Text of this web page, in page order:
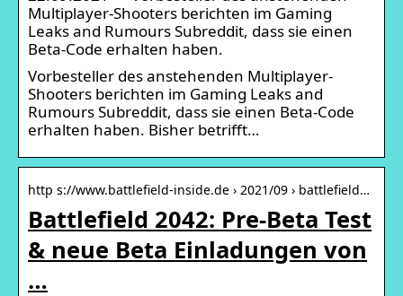
Multiplayer-Shooters berichten im Gaming
Leaks and Rumours Subreddit, dass sie einen
Beta-Code erhalten haben.
Vorbesteller des anstehenden Multiplayer-
Shooters berichten im Gaming Leaks and
Rumours Subreddit, dass sie einen Beta-Code
erhalten haben. Bisher betrifft…
http s://www.battlefield-inside.de › 2021/09 › battlefield…
Battlefield 2042: Pre-Beta Test
& neue Beta Einladungen von
…